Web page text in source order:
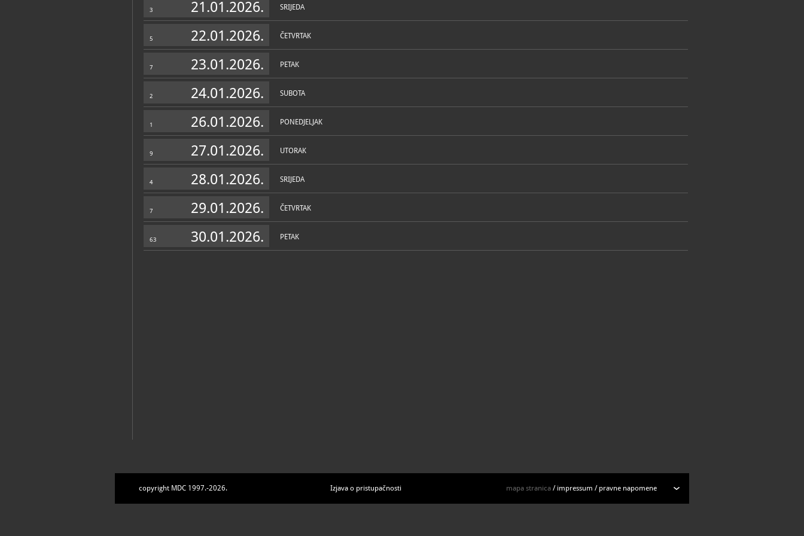
3 21.01.2026. SRIJEDA
5 22.01.2026. ČETVRTAK
7 23.01.2026. PETAK
2 24.01.2026. SUBOTA
1 26.01.2026. PONEDJELJAK
9 27.01.2026. UTORAK
4 28.01.2026. SRIJEDA
7 29.01.2026. ČETVRTAK
63 30.01.2026. PETAK
copyright MDC 1997.-2026. Izjava o pristupačnosti mapa stranica / impressum / pravne napomene